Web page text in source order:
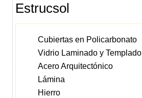
Estrucsol
Cubiertas en Policarbonato
Vidrio Laminado y Templado
Acero Arquitectónico
Lámina
Hierro